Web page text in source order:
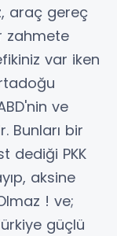
araç gereç
zahmete
var iken
ve
Bunları bir
dediği PKK
aksine
! ve;
güçlü